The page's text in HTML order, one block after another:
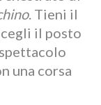
. Tieni il
il posto
una corsa